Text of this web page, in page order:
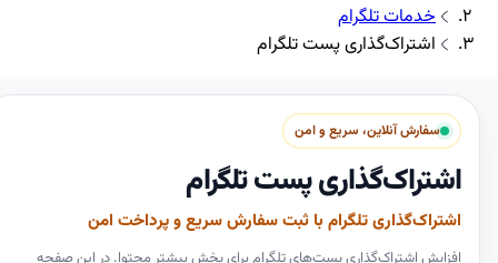
خدمات تلگرام
اشتراک‌گذاری پست تلگرام
سفارش آنلاین، سریع و امن
اشتراک‌گذاری پست تلگرام
اشتراک‌گذاری تلگرام با ثبت سفارش سریع و پرداخت امن